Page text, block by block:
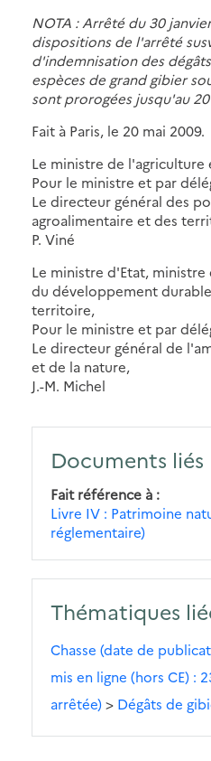
NOTA : Arrêté du 30
dispositions de l'arrêté
d'indemnisation des
espèces de grand gibier
sont prorogées jusqu'au
Fait à Paris, le 20 mai 2009.
Le ministre de l'agriculture
Pour le ministre et par
Le directeur général des
agroalimentaire et des
P. Viné
Le ministre d'Etat,
du développement
territoire,
Pour le ministre et par
Le directeur général de
et de la nature,
J.-M. Michel
Documents liés
Fait référence à
Livre IV : Patrimoine
réglementaire)
Thématiques
Chasse (date de
mis en ligne (hors CE) :
arrêtée)> Dégâts de